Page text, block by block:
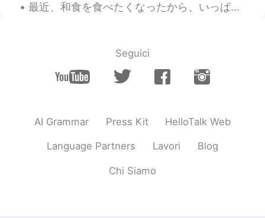
最近、和食を食べたくなったから、いっぱい食べました。昨日、私の人生では初めて本物お好み焼きを食べました。すごく大きなサイゼで、めちゃ美味しかった！ちょっとびっくりした。梅酒も初めて飲んだ！🥃🥃 ...
Seguici
AI Grammar Press Kit HelloTalk Web
Language Partners Lavori Blog
Chi Siamo